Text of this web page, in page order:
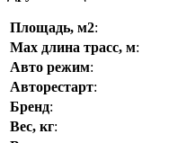
Площадь, м2:
Max длина трасс, м:
Авто режим:
Авторестарт:
Бренд:
Вес, кг: